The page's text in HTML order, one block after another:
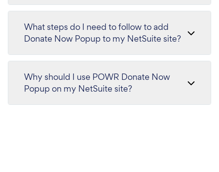
What steps do I need to follow to add
Donate Now Popup to my NetSuite site?
Why should I use POWR Donate Now
Popup on my NetSuite site?